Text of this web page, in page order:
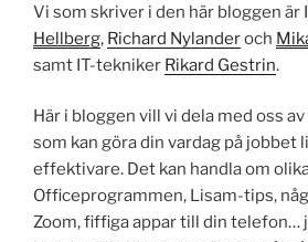
Vi som skriver i den här bloggen är
Hellberg, Richard Nylanderoch
samt IT-tekniker Rikard Gestrin.
Här i bloggen vill vi dela med oss
som kan göra din vardag på jobbet
effektivare. Det kan handla om
Officeprogrammen, Lisam-tips,
Zoom, fiffiga appar till din telefon…